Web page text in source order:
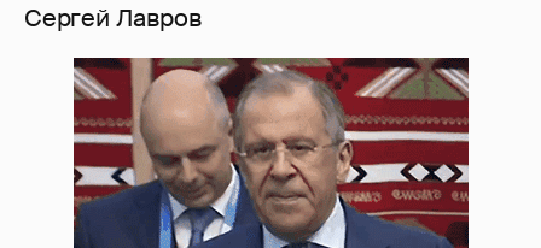
Сергей Лавров